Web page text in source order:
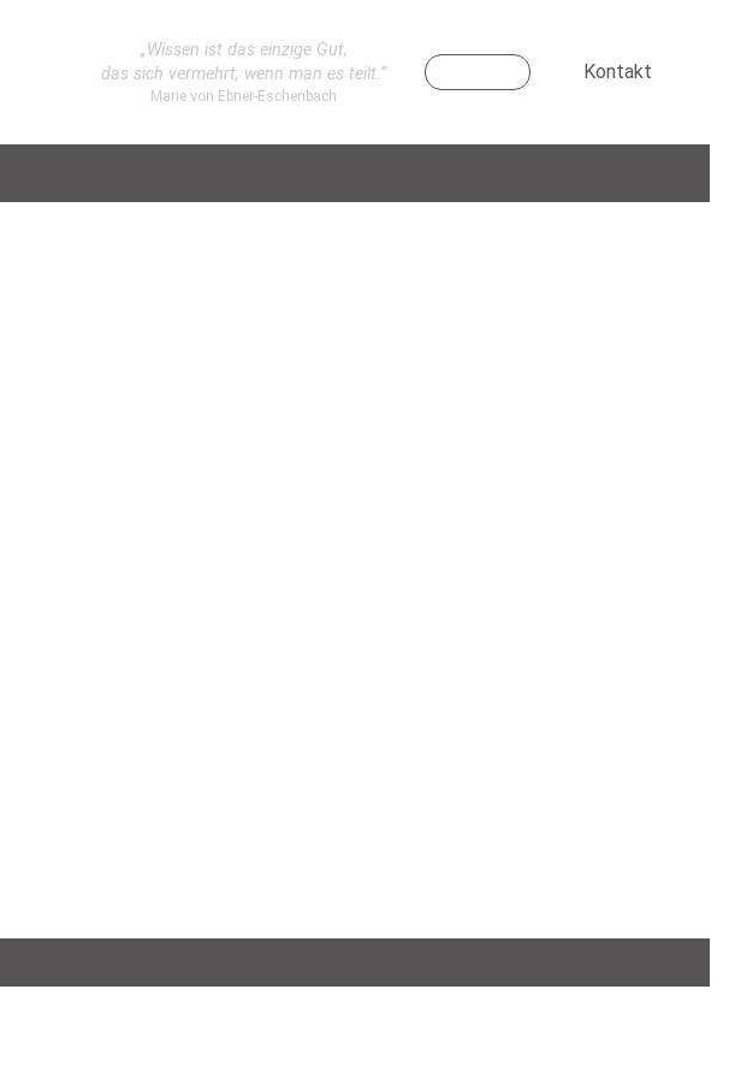
„Wissen ist das einzige Gut,
das sich vermehrt, wenn man es teilt.“
Marie von Ebner-Eschenbach
Kontakt